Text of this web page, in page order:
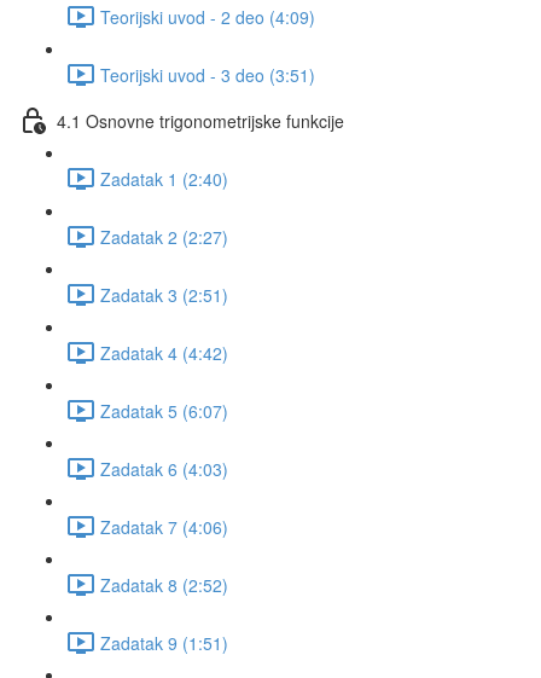
Teorijski uvod - 2 deo (4:09)
Teorijski uvod - 3 deo (3:51)
4.1 Osnovne trigonometrijske funkcije
Zadatak 1 (2:40)
Zadatak 2 (2:27)
Zadatak 3 (2:51)
Zadatak 4 (4:42)
Zadatak 5 (6:07)
Zadatak 6 (4:03)
Zadatak 7 (4:06)
Zadatak 8 (2:52)
Zadatak 9 (1:51)